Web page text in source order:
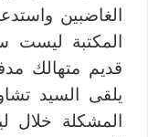
الغاضبين
المكتبة ليست
قديم متهالك
يلقى السيد
المشكلة خلال